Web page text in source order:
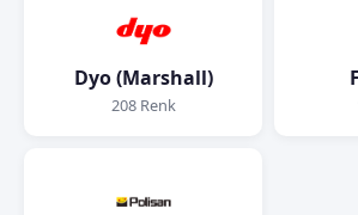
Dyo (Marshall)
208 Renk